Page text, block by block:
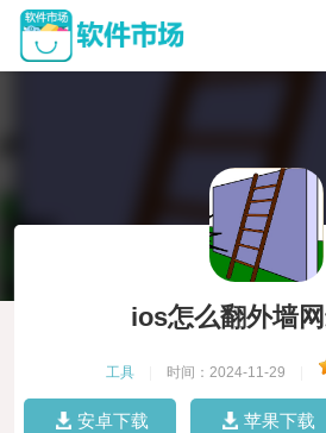
ios怎么翻外墙
工具 时间：2024-11-29
安卓下载 苹果下载